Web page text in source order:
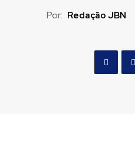
Por: Redação JBN